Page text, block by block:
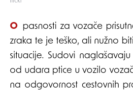
Opasnosti za vozače prisutne su i sa zemlje i iz
zraka te je teško, ali nužno
situacije. Sudovi
od udara ptice u vozilo
na odgovornost cestovnih